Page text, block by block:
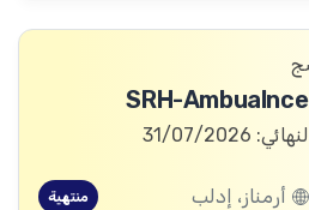
SRH-
31/07/2026
أرمناز، إدلب منتهية